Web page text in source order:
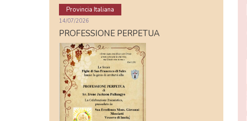
Provincia Italiana
14/07/2026
PROFESSIONE PERPETUA